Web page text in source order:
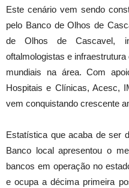
Este cenário vem sendo
pelo Banco de Olhos de
de Olhos de Cascavel,
oftalmologistas e
mundiais na área. Com
Hospitais e Clínicas, Acesc,
vem conquistando crescente
Estatística que acaba de ser
Banco local apresentou o
bancos em operação no
e ocupa a décima primeira